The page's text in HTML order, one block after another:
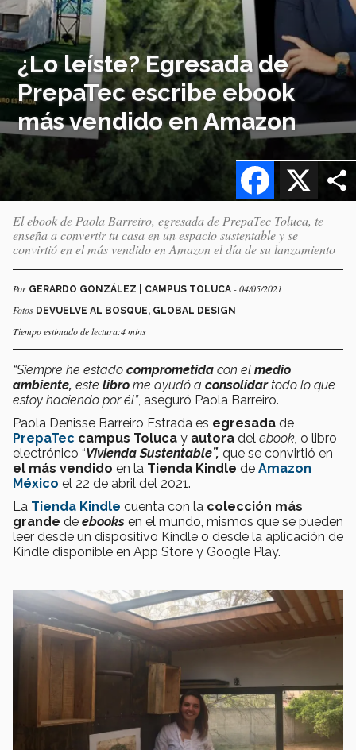
¿Lo leíste? Egresada de
PrepaTec escribe ebook
más vendido en Amazon
X
Facebook
El ebook de Paola Barreiro, egresada de PrepaTec Toluca, te
enseña a convertir tu casa en un espacio sustentable y se
convirtió en el más vendido en Amazon el día de su lanzamiento
Por GERARDO GONZÁLEZ | CAMPUS TOLUCA - 04/05/2021
Fotos DEVUELVE AL BOSQUE, GLOBAL DESIGN
Tiempo estimado de lectura:4 mins
“Siempre he estado comprometida con el medio
ambiente, este libro me ayudó a consolidartodo lo que
estoy haciendo por él”, aseguró Paola Barreiro.
Paola Denisse Barreiro Estrada es egresada de
PrepaTec campus Toluca y autora del ebook, o libro
electrónico “Vivienda Sustentable”, que se convirtió en
el más vendido en la Tienda Kindle de Amazon
México el 22 de abril del 2021.
La Tienda Kindle cuenta con la colección más
grande de ebooks en el mundo, mismos que se pueden
leer desde un dispositivo Kindle o desde la aplicación de
Kindle disponible en App Store y Google Play.